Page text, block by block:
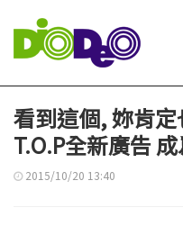
看到這個, 妳肯定
T.O.P全新廣告
2015/10/20 13:40